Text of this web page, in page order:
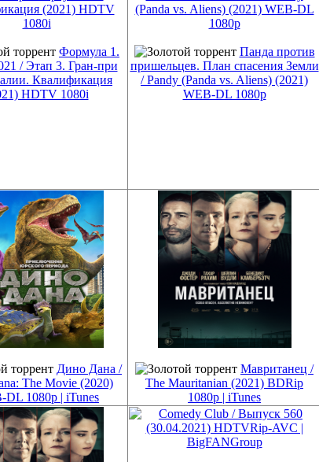
Формула 1.
/ Этап 3. Гран-при
Квалификация
HDTV 1080i
Панда против
пришельцев. План спасения Земли
/ Pandy (Panda vs. Aliens) (2021)
WEB-DL 1080p
Дино Дана /
The Movie (2020)
DL 1080p | iTunes
Мавританец /
The Mauritanian (2021) BDRip
1080p | iTunes